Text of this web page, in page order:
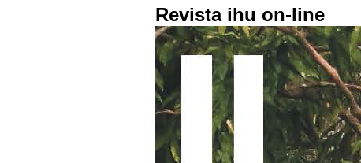
Revista ihu on-line